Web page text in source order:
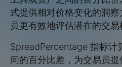
式提供相对价格变化的洞
员更有效地评估潜在的交易
SpreadPercentage 指标计
间的百分比差，为交易员